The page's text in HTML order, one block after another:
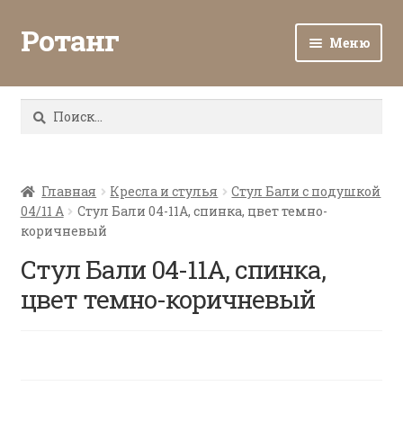
Ротанг Меню
Каталог
Все о ротанге
Ротанг оптом
Найти:
Главная Кресла и стулья
Стул Бали с подушкой
04/11 A
Стул Бали 04-11А, спинка, цвет темно-
коричневый
Стул Бали 04-11А, спинка,
цвет темно-коричневый